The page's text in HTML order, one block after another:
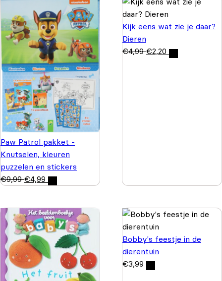
Paw Patrol pakket -
Knutselen, kleuren
puzzelen en stickers
€9,99 €4,99
Kijk eens wat zie je daar?
Dieren
€4,99 €2,20
Bobby's feestje in de
dierentuin
€3,99